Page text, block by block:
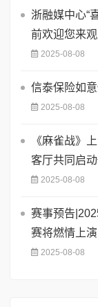
浙融媒中心“
前欢迎您来
2025-08-08
信泰保险如
2025-08-08
《麻雀战》
客厅共同启
2025-08-08
赛事预告
赛将燃情上演
2025-08-08